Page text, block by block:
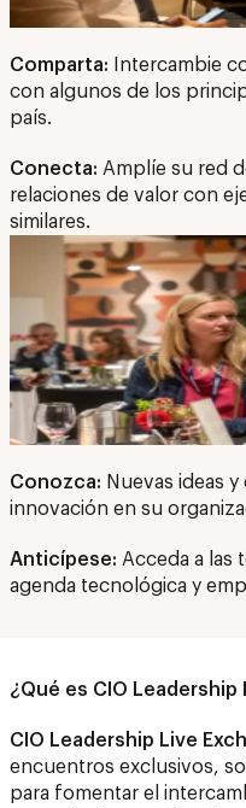
Comparta:
Intercambie
con algunos de los
país.
Conecta: Amplíe su red
relaciones de valor con
similares.
Conozca: Nuevas ideas
innovación en su
Anticípese: Acceda a las
agenda tecnológica y
¿Qué es CIO Leadership
CIO Leadership Live
encuentros exclusivos,
para fomentar el